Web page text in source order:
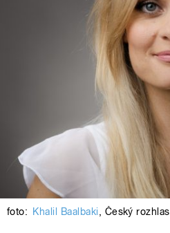
foto: Khalil Baalbaki, Český rozhlas